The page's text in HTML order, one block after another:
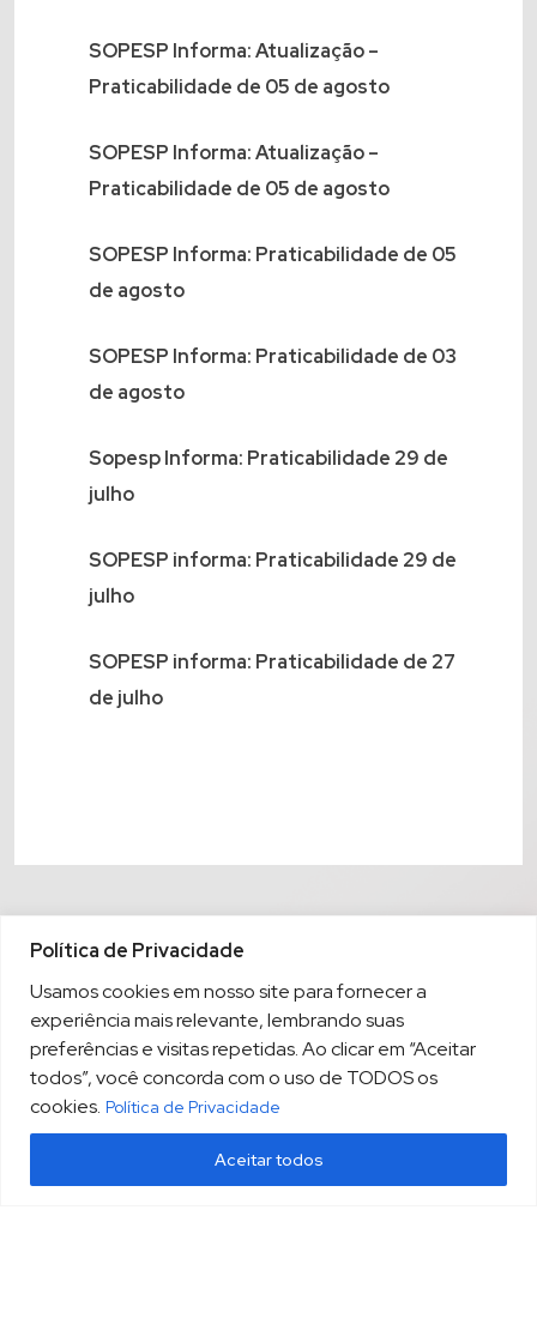
Política de Privacidade
Usamos cookies em nosso site para fornecer a
experiência mais relevante, lembrando suas
preferências e visitas repetidas. Ao clicar em “Aceitar
todos”, você concorda com o uso de TODOS os
cookies. Política de Privacidade
Aceitar todos
SOPESP Informa: Atualização –
Praticabilidade de 05 de agosto
SOPESP Informa: Atualização –
Praticabilidade de 05 de agosto
SOPESP Informa: Praticabilidade de 05
de agosto
SOPESP Informa: Praticabilidade de 03
de agosto
Sopesp Informa: Praticabilidade 29 de
julho
SOPESP informa: Praticabilidade 29 de
julho
SOPESP informa: Praticabilidade de 27
de julho